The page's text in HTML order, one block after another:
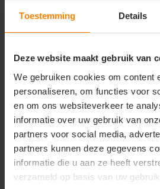
Toestemming Details
Deze website maakt gebruik van
We gebruiken cookies om content
personaliseren, om functies voor
en om ons websiteverkeer te
informatie over uw gebruik van
partners voor social media,
partners kunnen deze gegevens
informatie die u aan ze heeft
verzameld op basis van uw
Belangrijk bij dit
er lichte kleurverschillen zijn
batches. Dit hoort bij het product.
Combineren:
Wil je een
deze broek dan met de
deCultivator Vintage(hoodie)
"faded" look.
Onderhoud
Apart wassen: De eerste
broek nog wat kleur afgeven.